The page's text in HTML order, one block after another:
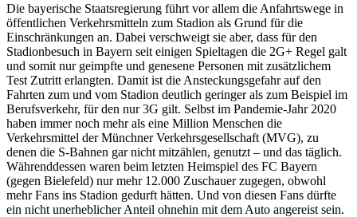
Die bayerische Staatsregierung führt vor allem die Anfahrtswege in
öffentlichen Verkehrsmitteln zum Stadion als Grund für die
Einschränkungen an. Dabei verschweigt sie aber, dass für den
Stadionbesuch in Bayern seit einigen Spieltagen die 2G+ Regel galt
und somit nur geimpfte und genesene Personen mit zusätzlichem
Test Zutritt erlangten. Damit ist die Ansteckungsgefahr auf den
Fahrten zum und vom Stadion deutlich geringer als zum Beispiel im
Berufsverkehr, für den nur 3G gilt. Selbst im Pandemie-Jahr 2020
haben immer noch mehr als eine Million Menschen die
Verkehrsmittel der Münchner Verkehrsgesellschaft (MVG), zu
denen die S-Bahnen gar nicht mitzählen, genutzt – und das täglich.
Währenddessen waren beim letzten Heimspiel des FC Bayern
(gegen Bielefeld) nur mehr 12.000 Zuschauer zugegen, obwohl
mehr Fans ins Stadion gedurft hätten. Und von diesen Fans dürfte
ein nicht unerheblicher Anteil ohnehin mit dem Auto angereist sein.